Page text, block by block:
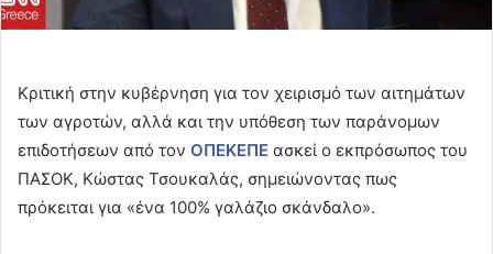
Κριτική στην κυβέρνηση για τον χειρισμό των αιτημάτων
των αγροτών, αλλά και την υπόθεση των παράνομων
επιδοτήσεων από τον ΟΠΕΚΕΠΕ ασκεί ο εκπρόσωπος του
ΠΑΣΟΚ, Κώστας Τσουκαλάς, σημειώνοντας πως
πρόκειται για «ένα 100% γαλάζιο σκάνδαλο».